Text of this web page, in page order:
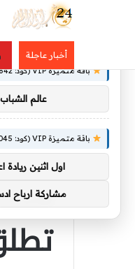
أخبار عاجلة
باقة متميزة VIP (كود: AA86842):
عالم الشباب
باقة متميزة VIP (كود: AA38045):
اول اثنين ريادة
مشاركة ارباح